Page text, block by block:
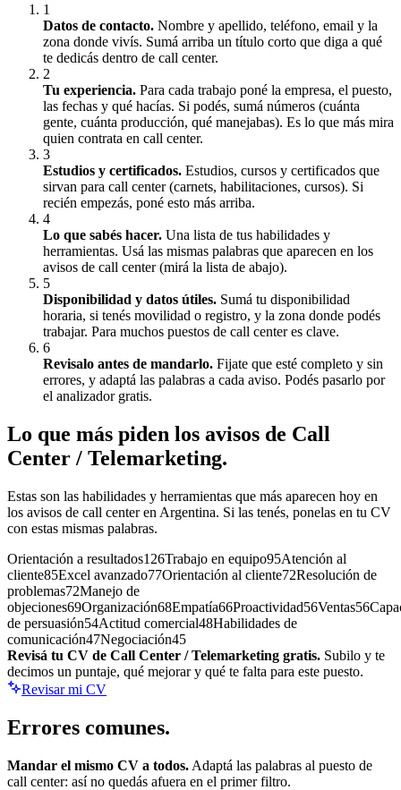
1
Datos de contacto. Nombre y apellido, teléfono, email y la
zona donde vivís. Sumá arriba un título corto que diga a qué
te dedicás dentro de call center.
2
Tu experiencia. Para cada trabajo poné la empresa, el puesto,
las fechas y qué hacías. Si podés, sumá números (cuánta
gente, cuánta producción, qué manejabas). Es lo que más mira
quien contrata en call center.
3
Estudios y certificados. Estudios, cursos y certificados que
sirvan para call center (carnets, habilitaciones, cursos). Si
recién empezás, poné esto más arriba.
4
Lo que sabés hacer. Una lista de tus habilidades y
herramientas. Usá las mismas palabras que aparecen en los
avisos de call center (mirá la lista de abajo).
5
Disponibilidad y datos útiles. Sumá tu disponibilidad
horaria, si tenés movilidad o registro, y la zona donde podés
trabajar. Para muchos puestos de call center es clave.
6
Revisalo antes de mandarlo. Fijate que esté completo y sin
errores, y adaptá las palabras a cada aviso. Podés pasarlo por
el analizador gratis.
Lo que más piden los avisos de Call
Center / Telemarketing.
Estas son las habilidades y herramientas que más aparecen hoy en
los avisos de call centeren Argentina. Si las tenés, ponelas en tu CV
con estas mismas palabras.
Orientación a resultados126Trabajo en equipo95Atención al
cliente85Excel avanzado77Orientación al cliente72Resolución de
problemas72Manejo de
objeciones69Organización68Empatía66Proactividad56Ventas56
de persuasión54Actitud comercial48Habilidades de
comunicación47Negociación45
Revisá tu CV de Call Center / Telemarketing gratis. Subilo y te
decimos un puntaje, qué mejorar y qué te falta para este puesto.
Revisar mi CV
Errores comunes.
Mandar el mismo CV a todos. Adaptá las palabras al puesto de
call center: así no quedás afuera en el primer filtro.